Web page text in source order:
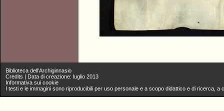
Biblioteca dell'Archiginnasio
Credits | Data di creazione: luglio 2013
Informativa sui cookie
I testi e le immagini sono riproducibili per uso personale e a scopo didattico e di ricerca,